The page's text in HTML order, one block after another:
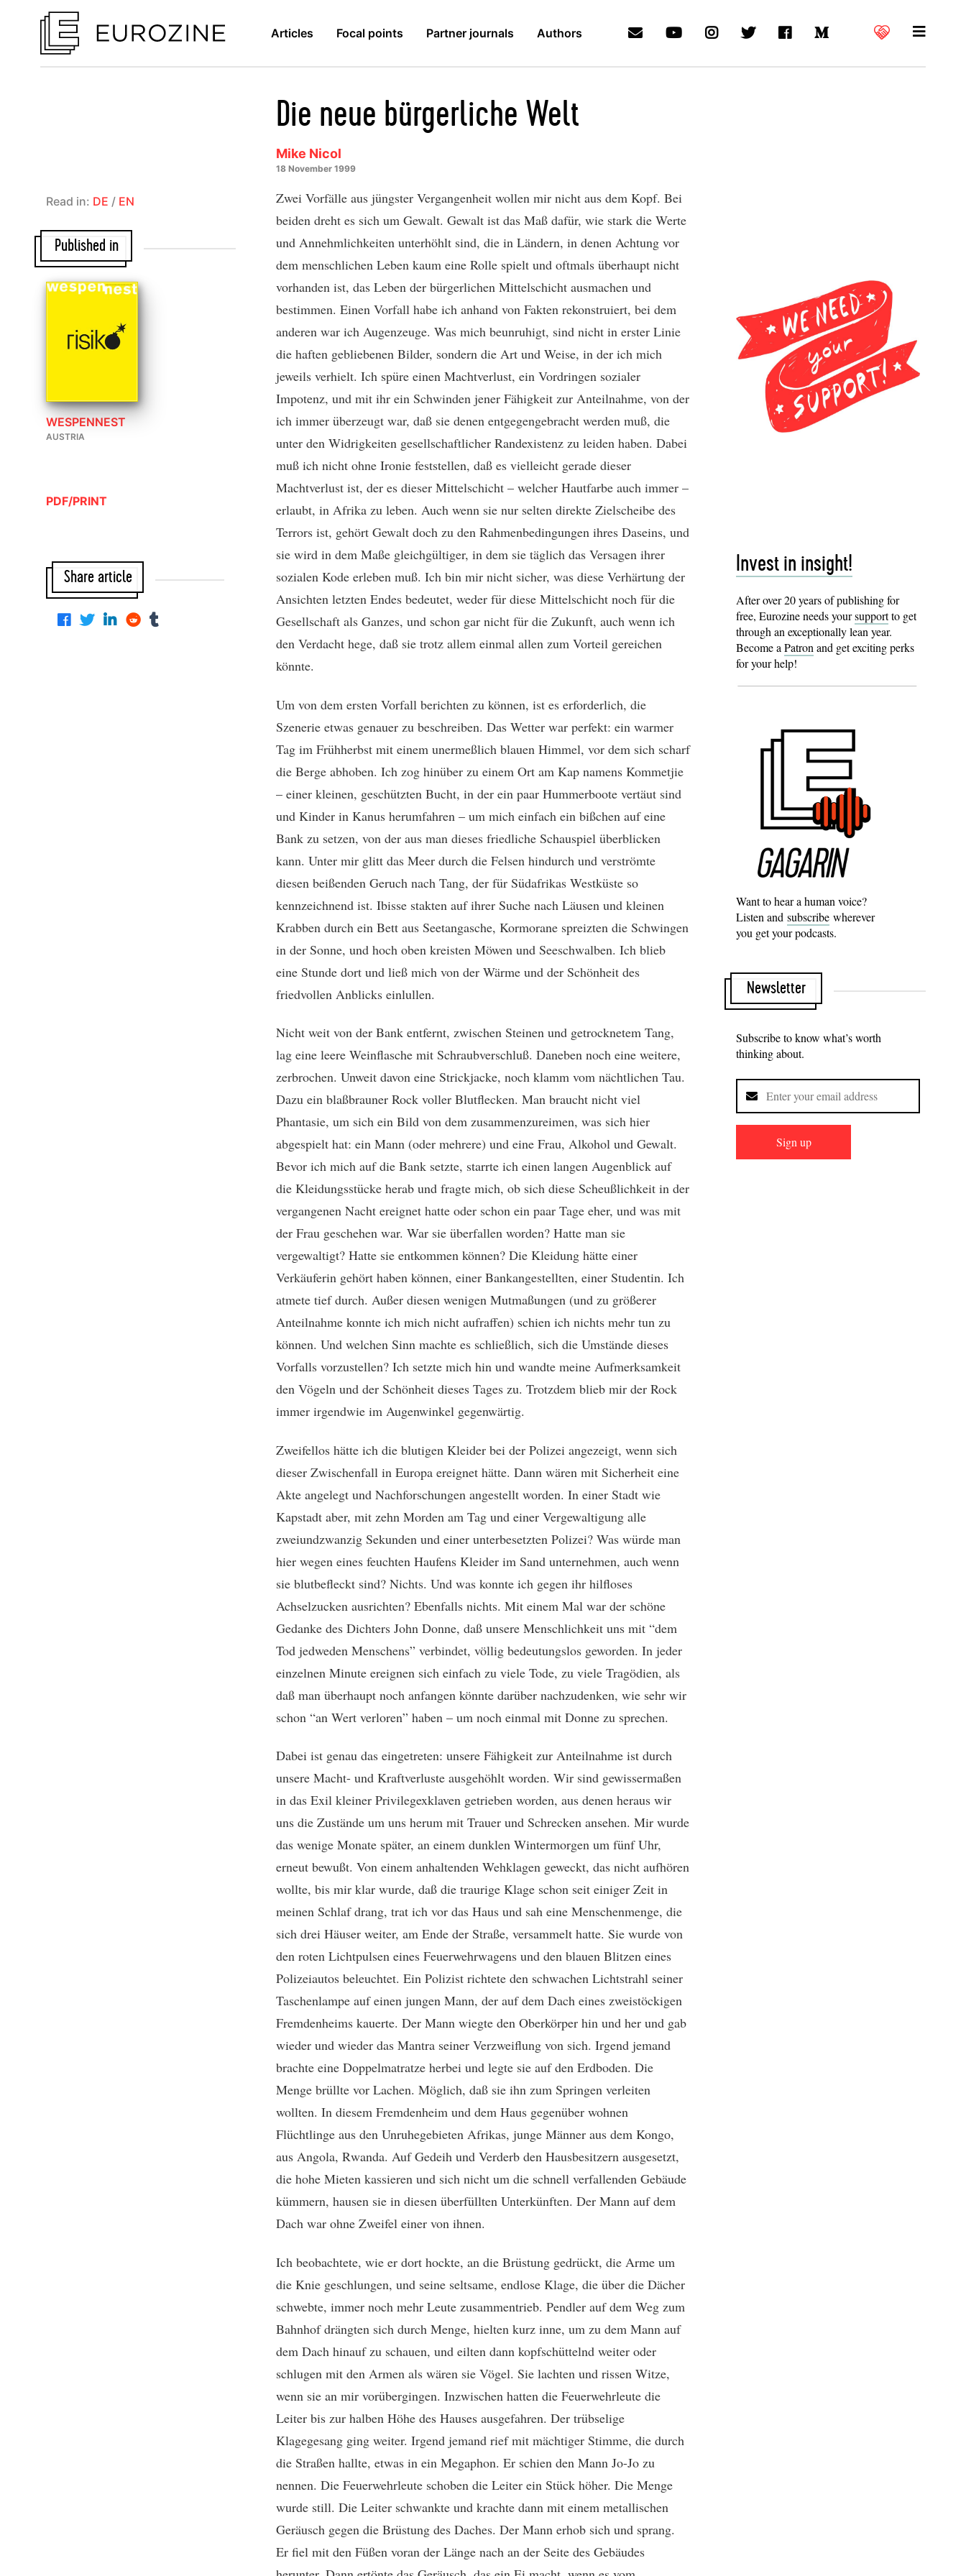
Articles Focal points Partner journals Authors
Die neue bürgerliche Welt
Mike Nicol
18 November 1999
Zwei Vorfälle aus jüngster Vergangenheit wollen mir nicht aus dem Kopf. Bei
beiden dreht es sich um Gewalt. Gewalt ist das Maß dafür, wie stark die Werte
und Annehmlichkeiten unterhöhlt sind, die in Ländern, in denen Achtung vor
dem menschlichen Leben kaum eine Rolle spielt und oftmals überhaupt nicht
vorhanden ist, das Leben der bürgerlichen Mittelschicht ausmachen und
bestimmen. Einen Vorfall habe ich anhand von Fakten rekonstruiert, bei dem
anderen war ich Augenzeuge. Was mich beunruhigt, sind nicht in erster Linie
die haften gebliebenen Bilder, sondern die Art und Weise, in der ich mich
jeweils verhielt. Ich spüre einen Machtverlust, ein Vordringen sozialer
Impotenz, und mit ihr ein Schwinden jener Fähigkeit zur Anteilnahme, von der
ich immer überzeugt war, daß sie denen entgegengebracht werden muß, die
unter den Widrigkeiten gesellschaftlicher Randexistenz zu leiden haben. Dabei
muß ich nicht ohne Ironie feststellen, daß es vielleicht gerade dieser
Machtverlust ist, der es dieser Mittelschicht – welcher Hautfarbe auch immer –
erlaubt, in Afrika zu leben. Auch wenn sie nur selten direkte Zielscheibe des
Terrors ist, gehört Gewalt doch zu den Rahmenbedingungen ihres Daseins, und
sie wird in dem Maße gleichgültiger, in dem sie täglich das Versagen ihrer
sozialen Kode erleben muß. Ich bin mir nicht sicher, was diese Verhärtung der
Ansichten letzten Endes bedeutet, weder für diese Mittelschicht noch für die
Gesellschaft als Ganzes, und schon gar nicht für die Zukunft, auch wenn ich
den Verdacht hege, daß sie trotz allem einmal allen zum Vorteil gereichen
könnte.
Um von dem ersten Vorfall berichten zu können, ist es erforderlich, die
Szenerie etwas genauer zu beschreiben. Das Wetter war perfekt: ein warmer
Tag im Frühherbst mit einem unermeßlich blauen Himmel, vor dem sich scharf
die Berge abhoben. Ich zog hinüber zu einem Ort am Kap namens Kommetjie
– einer kleinen, geschützten Bucht, in der ein paar Hummerboote vertäut sind
und Kinder in Kanus herumfahren – um mich einfach ein bißchen auf eine
Bank zu setzen, von der aus man dieses friedliche Schauspiel überblicken
kann. Unter mir glitt das Meer durch die Felsen hindurch und verströmte
diesen beißenden Geruch nach Tang, der für Südafrikas Westküste so
kennzeichnend ist. Ibisse stakten auf ihrer Suche nach Läusen und kleinen
Krabben durch ein Bett aus Seetangasche, Kormorane spreizten die Schwingen
in der Sonne, und hoch oben kreisten Möwen und Seeschwalben. Ich blieb
eine Stunde dort und ließ mich von der Wärme und der Schönheit des
friedvollen Anblicks einlullen.
Nicht weit von der Bank entfernt, zwischen Steinen und getrocknetem Tang,
lag eine leere Weinflasche mit Schraubverschluß. Daneben noch eine weitere,
zerbrochen. Unweit davon eine Strickjacke, noch klamm vom nächtlichen Tau.
Dazu ein blaßbrauner Rock voller Blutflecken. Man braucht nicht viel
Phantasie, um sich ein Bild von dem zusammenzureimen, was sich hier
abgespielt hat: ein Mann (oder mehrere) und eine Frau, Alkohol und Gewalt.
Bevor ich mich auf die Bank setzte, starrte ich einen langen Augenblick auf
die Kleidungsstücke herab und fragte mich, ob sich diese Scheußlichkeit in der
vergangenen Nacht ereignet hatte oder schon ein paar Tage eher, und was mit
der Frau geschehen war. War sie überfallen worden? Hatte man sie
vergewaltigt? Hatte sie entkommen können? Die Kleidung hätte einer
Verkäuferin gehört haben können, einer Bankangestellten, einer Studentin. Ich
atmete tief durch. Außer diesen wenigen Mutmaßungen (und zu größerer
Anteilnahme konnte ich mich nicht aufraffen) schien ich nichts mehr tun zu
können. Und welchen Sinn machte es schließlich, sich die Umstände dieses
Vorfalls vorzustellen? Ich setzte mich hin und wandte meine Aufmerksamkeit
den Vögeln und der Schönheit dieses Tages zu. Trotzdem blieb mir der Rock
immer irgendwie im Augenwinkel gegenwärtig.
Zweifellos hätte ich die blutigen Kleider bei der Polizei angezeigt, wenn sich
dieser Zwischenfall in Europa ereignet hätte. Dann wären mit Sicherheit eine
Akte angelegt und Nachforschungen angestellt worden. In einer Stadt wie
Kapstadt aber, mit zehn Morden am Tag und einer Vergewaltigung alle
zweiundzwanzig Sekunden und einer unterbesetzten Polizei? Was würde man
hier wegen eines feuchten Haufens Kleider im Sand unternehmen, auch wenn
sie blutbefleckt sind? Nichts. Und was konnte ich gegen ihr hilfloses
Achselzucken ausrichten? Ebenfalls nichts. Mit einem Mal war der schöne
Gedanke des Dichters John Donne, daß unsere Menschlichkeit uns mit “dem
Tod jedweden Menschens” verbindet, völlig bedeutungslos geworden. In jeder
einzelnen Minute ereignen sich einfach zu viele Tode, zu viele Tragödien, als
daß man überhaupt noch anfangen könnte darüber nachzudenken, wie sehr wir
schon “an Wert verloren” haben – um noch einmal mit Donne zu sprechen.
Dabei ist genau das eingetreten: unsere Fähigkeit zur Anteilnahme ist durch
unsere Macht- und Kraftverluste ausgehöhlt worden. Wir sind gewissermaßen
in das Exil kleiner Privilegexklaven getrieben worden, aus denen heraus wir
uns die Zustände um uns herum mit Trauer und Schrecken ansehen. Mir wurde
das wenige Monate später, an einem dunklen Wintermorgen um fünf Uhr,
erneut bewußt. Von einem anhaltenden Wehklagen geweckt, das nicht aufhören
wollte, bis mir klar wurde, daß die traurige Klage schon seit einiger Zeit in
meinen Schlaf drang, trat ich vor das Haus und sah eine Menschenmenge, die
sich drei Häuser weiter, am Ende der Straße, versammelt hatte. Sie wurde von
den roten Lichtpulsen eines Feuerwehrwagens und den blauen Blitzen eines
Polizeiautos beleuchtet. Ein Polizist richtete den schwachen Lichtstrahl seiner
Taschenlampe auf einen jungen Mann, der auf dem Dach eines zweistöckigen
Fremdenheims kauerte. Der Mann wiegte den Oberkörper hin und her und gab
wieder und wieder das Mantra seiner Verzweiflung von sich. Irgend jemand
brachte eine Doppelmatratze herbei und legte sie auf den Erdboden. Die
Menge brüllte vor Lachen. Möglich, daß sie ihn zum Springen verleiten
wollten. In diesem Fremdenheim und dem Haus gegenüber wohnen
Flüchtlinge aus den Unruhegebieten Afrikas, junge Männer aus dem Kongo,
aus Angola, Rwanda. Auf Gedeih und Verderb den Hausbesitzern ausgesetzt,
die hohe Mieten kassieren und sich nicht um die schnell verfallenden Gebäude
kümmern, hausen sie in diesen überfüllten Unterkünften. Der Mann auf dem
Dach war ohne Zweifel einer von ihnen.
Ich beobachtete, wie er dort hockte, an die Brüstung gedrückt, die Arme um
die Knie geschlungen, und seine seltsame, endlose Klage, die über die Dächer
schwebte, immer noch mehr Leute zusammentrieb. Pendler auf dem Weg zum
Bahnhof drängten sich durch Menge, hielten kurz inne, um zu dem Mann auf
dem Dach hinauf zu schauen, und eilten dann kopfschüttelnd weiter oder
schlugen mit den Armen als wären sie Vögel. Sie lachten und rissen Witze,
wenn sie an mir vorübergingen. Inzwischen hatten die Feuerwehrleute die
Leiter bis zur halben Höhe des Hauses ausgefahren. Der trübselige
Klagegesang ging weiter. Irgend jemand rief mit mächtiger Stimme, die durch
die Straßen hallte, etwas in ein Megaphon. Er schien den Mann Jo-Jo zu
nennen. Die Feuerwehrleute schoben die Leiter ein Stück höher. Die Menge
wurde still. Die Leiter schwankte und krachte dann mit einem metallischen
Geräusch gegen die Brüstung des Daches. Der Mann erhob sich und sprang.
Er fiel mit den Füßen voran der Länge nach an der Seite des Gebäudes
Read in: DE / EN
Published in
WESPENNEST
AUSTRIA
PDF/PRINT
Share article
Invest in insight!
After over 20 years of publishing for
free, Eurozine needs yoursupportto get
through an exceptionally lean year.
Become aPatronand get exciting perks
for your help!
Want to hear a human voice?
Listen and subscribe wherever
you get your podcasts.
Newsletter
Subscribe to know what’s worth
thinking about.
Sign up